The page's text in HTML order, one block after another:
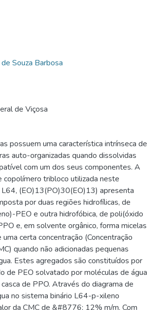
Souza Barbosa
de Viçosa
possuem uma característica intrínseca de
auto-organizadas quando dissolvidas
com um dos seus componentes. A
copolímero tribloco utilizada neste
(EO)13(PO)30(EO)13) apresenta
por duas regiões hidrofílicas, de
PEO e outra hidrofóbica, de poli(óxido
e, em solvente orgânico, forma micelas
certa concentração (Concentração
quando não adicionadas pequenas
Estes agregados são constituídos por
de PEO solvatado por moléculas de água
de PPO. Através do diagrama de
no sistema binário L64-p-xileno
da CMC de &#8776; 12% m/m. Com